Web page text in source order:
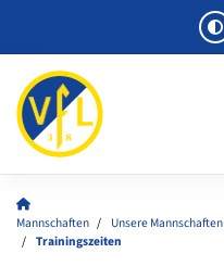
Mannschaften Unsere Mannschaften
Trainingszeiten